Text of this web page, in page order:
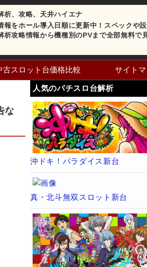
析、攻略、天井ハイエナ
報をホール導入日順に更新中！スペックや設
析攻略情報から機種別のPVまで全部無料で
古スロット台価格比較 サイト
な
人気のパチスロ台解析
沖ドキ！パラダイス新台
真・北斗無双スロット新台